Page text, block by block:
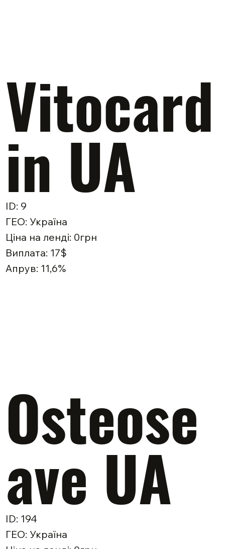
Vitocard
in UA
ID: 9
ГЕО: Україна
Ціна на ленді: 0грн
Виплата: 17$
Апрув: 11,6%
Osteose
ave UA
ID: 194
ГЕО: Україна